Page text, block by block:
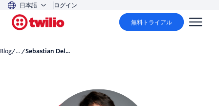
日本語 ログイン
無料トライアル
Blog/... / Sebastian Del...